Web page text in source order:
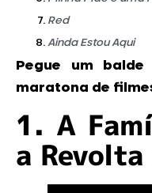
Red
Ainda Estou Aqui
Pegue um
maratona de
1. A
a